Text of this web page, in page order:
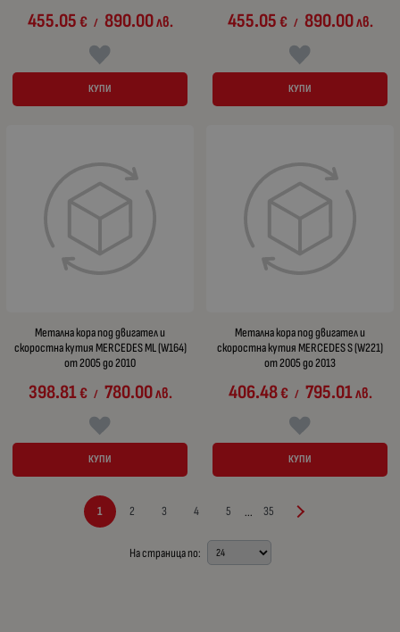
455.05€ / 890.00лв.
КУПИ
455.05€ / 890.00лв.
КУПИ
Метална кора под двигател и
скоростна кутия MERCEDES ML (W164)
от 2005 до 2010
398.81€ / 780.00лв.
КУПИ
Метална кора под двигател и
скоростна кутия MERCEDES S (W221)
от 2005 до 2013
406.48€ / 795.01лв.
КУПИ
1 2 3 4 5 ... 35
На страница по: